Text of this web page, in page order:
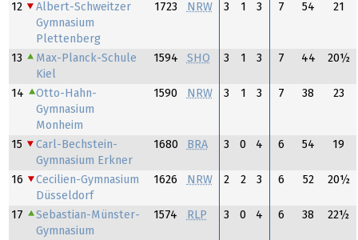
12
Albert-Schweitzer
Gymnasium
Plettenberg
1723 NRW 3 1 3 7 54 21
13
Max-Planck-Schule
Kiel
1594 SHO 3 1 3 7 44 20½
14
Otto-Hahn-
Gymnasium
Monheim
1590 NRW 3 1 3 7 38 23
15
Carl-Bechstein-
Gymnasium Erkner
1680 BRA 3 0 4 6 54 19
16
Cecilien-Gymnasium
Düsseldorf
1626 NRW 2 2 3 6 52 20½
17
Sebastian-Münster-
Gymnasium
1574 RLP 3 0 4 6 38 22½